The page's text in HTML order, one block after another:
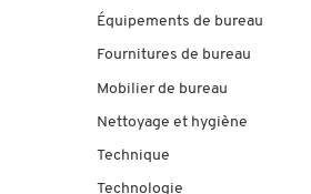
Couleur du piétement
Équipements de bureau
Fournitures de bureau
Mobilier de bureau
Nettoyage et hygiène
Technique
Technologie